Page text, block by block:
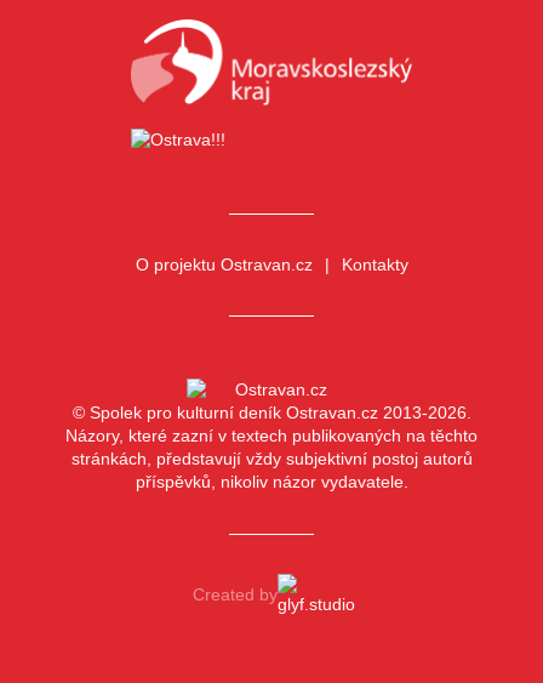
O projektu Ostravan.cz Kontakty
© Spolek pro kulturní deník Ostravan.cz 2013-2026.
Názory, které zazní v textech publikovaných na těchto
stránkách, představují vždy subjektivní postoj autorů
příspěvků, nikoliv názor vydavatele.
Created by